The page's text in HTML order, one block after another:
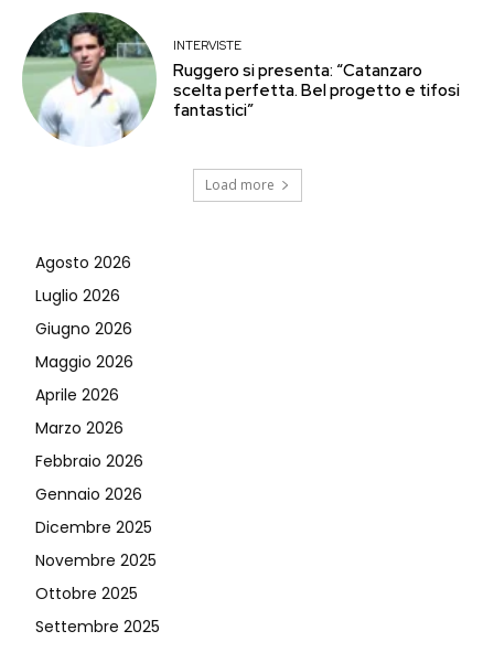
INTERVISTE
Ruggero si presenta: “Catanzaro
scelta perfetta. Bel progetto e tifosi
fantastici”
Load more
Agosto 2026
Luglio 2026
Giugno 2026
Maggio 2026
Aprile 2026
Marzo 2026
Febbraio 2026
Gennaio 2026
Dicembre 2025
Novembre 2025
Ottobre 2025
Settembre 2025